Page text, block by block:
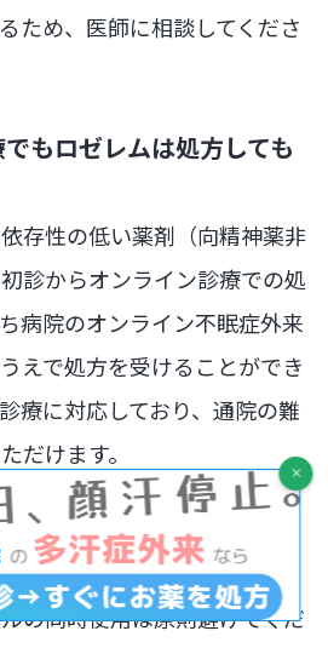
ため、医師に相談してくださ
もロゼレムは処方しても
存性の低い薬剤（向精神薬非
診からオンライン診療での処
病院のオンライン不眠症外来
えで処方を受けることができ
療に対応しており、通院の難
だけます。
いますがアルコールを飲
？
の同時使用は原則避けてくだ